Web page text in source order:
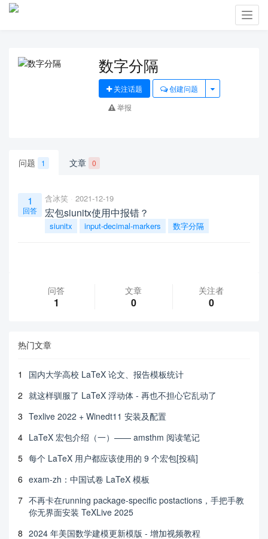
数字分隔
关注话题
创建问题
举报
问题 1 文章 0
1
回答
含冰笑 2021-12-19
宏包siunitx使用中报错？
siunitx input-decimal-markers 数字分隔
问答
1
文章
0
关注者
0
热门文章
1
国内大学高校 LaTeX 论文、报告模板统计
2 就这样驯服了 LaTeX 浮动体 - 再也不担心它乱动了
3 Texlive 2022 + Winedt11 安装及配置
4 LaTeX 宏包介绍（一）—— amsthm 阅读笔记
5 每个 LaTeX 用户都应该使用的 9 个宏包[投稿]
6 exam-zh：中国试卷 LaTeX 模板
7 不再卡在running package-specific postactions，手把手教
你无界面安装 TeXLive 2025
8 2024 年美国数学建模更新模版 - 增加视频教程